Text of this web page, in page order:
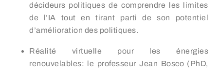
décideurs politiques de comprendre les limites
de l’IA tout en tirant parti de son potentiel
d’amélioration des politiques.
Réalité virtuelle pour les énergies
renouvelables: le professeur Jean Bosco (PhD,